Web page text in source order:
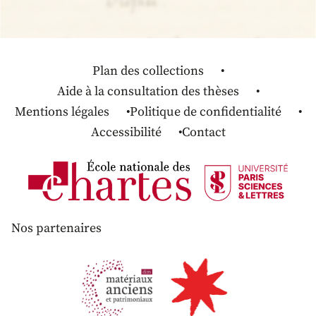
Plan des collections
Aide à la consultation des thèses
Mentions légales
Politique de confidentialité
Accessibilité
Contact
Nos partenaires